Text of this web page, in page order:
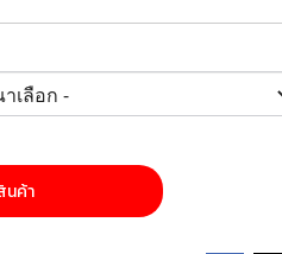
ค้า